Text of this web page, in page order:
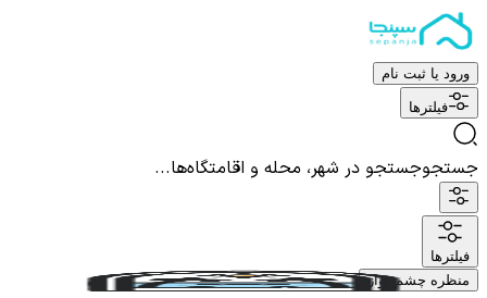
ورود یا ثبت نام
فیلترها
جستجوجستجو در شهر، محله و اقامتگاه‌ها...
فیلترها
منظره چشم نواز